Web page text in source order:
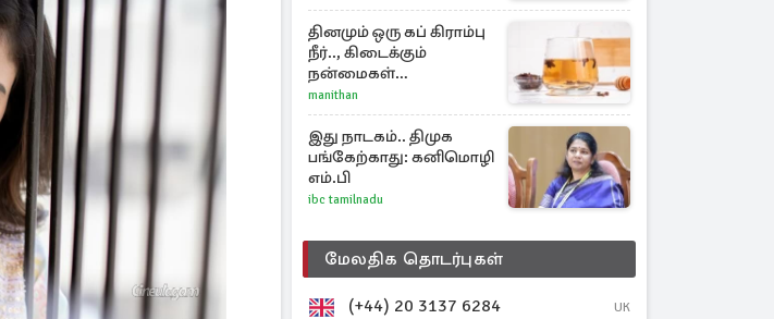
தினமும் ஒரு கப் கிராம்பு
நீர்.., கிடைக்கும்
நன்மைகள்
என்னென்ன?
manithan
இது நாடகம்.. திமுக
பங்கேற்காது: கனிமொழி
எம்.பி
ibc tamilnadu
மேலதிக தொடர்புகள்
(+44) 20 3137 6284 UK